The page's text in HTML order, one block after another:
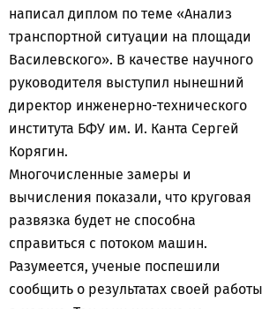
написал диплом по теме «Анализ
транспортной ситуации на площади
Василевского». В качестве научного
руководителя выступил нынешний
директор инженерно-технического
института БФУ им. И. Канта Сергей
Корягин.
Многочисленные замеры и
вычисления показали, что круговая
развязка будет не способна
справиться с потоком машин.
Разумеется, ученые поспешили
сообщить о результатах своей работы